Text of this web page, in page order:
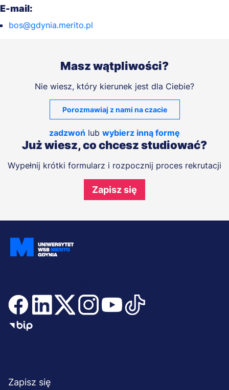
E-mail:
bos@gdynia.merito.pl
Masz wątpliwości?
Nie wiesz, który kierunek jest dla Ciebie?
Porozmawiaj z nami na czacie
zadzwoń lub wybierz inną formę
Już wiesz, co chcesz studiować?
Wypełnij krótki formularz i rozpocznij proces rekrutacji
Zapisz się
stopka
Zapisz się